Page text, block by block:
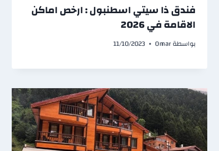
فندق ذا سيتي اسطنبول : ارخص اماكن
الاقامة في 2026
بواسطةOmar
11/10/2023